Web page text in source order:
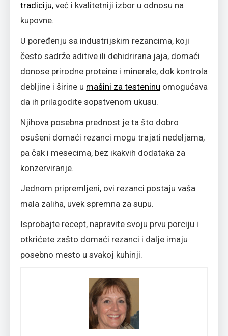
tradiciju, već i kvalitetniji izbor u odnosu na
kupovne.
U poređenju sa industrijskim rezancima, koji
često sadrže aditive ili dehidrirana jaja, domaći
donose prirodne proteine i minerale, dok kontrola
debljine i širine u mašini za testeninu omogućava
da ih prilagodite sopstvenom ukusu.
Njihova posebna prednost je ta što dobro
osušeni domaći rezanci mogu trajati nedeljama,
pa čak i mesecima, bez ikakvih dodataka za
konzerviranje.
Jednom pripremljeni, ovi rezanci postaju vaša
mala zaliha, uvek spremna za supu.
Isprobajte recept, napravite svoju prvu porciju i
otkrićete zašto domaći rezanci i dalje imaju
posebno mesto u svakoj kuhinji.